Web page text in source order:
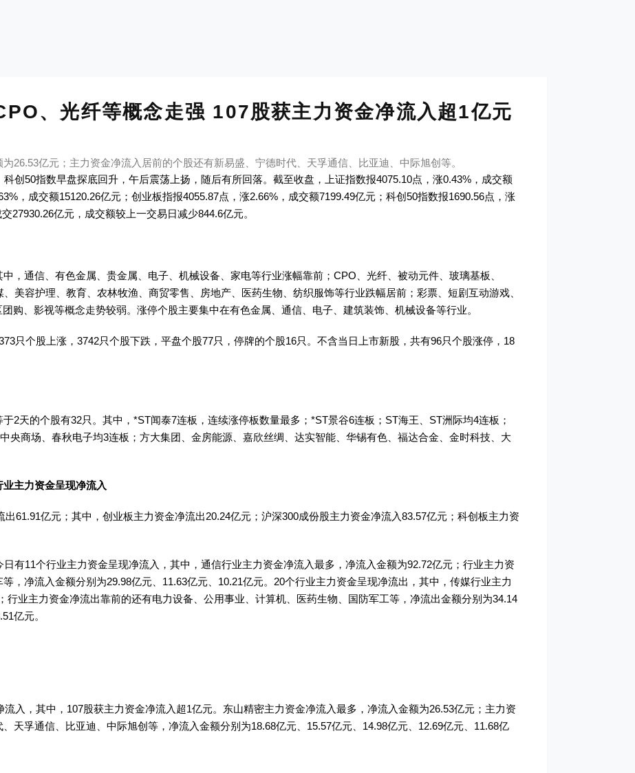
、光纤等概念走强 107股获主力资金净流入超1亿元
26.53亿元；主力资金净流入居前的个股还有新易盛、宁德时代、天孚通信、比亚迪、中际旭创等。
创50指数早盘探底回升，午后震荡上扬，随后有所回落。截至收盘，上证指数报4075.10点，涨0.43%，成交额
，成交额15120.26亿元；创业板指报4055.87点，涨2.66%，成交额7199.49亿元；科创50指数报1690.56点，涨
27930.26亿元，成交额较上一交易日减少844.6亿元。
，通信、有色金属、贵金属、电子、机械设备、家电等行业涨幅靠前；CPO、光纤、被动元件、玻璃基板、
美容护理、教育、农林牧渔、商贸零售、房地产、医药生物、纺织服饰等行业跌幅居前；彩票、短剧互动游戏、
购、影视等概念走势较弱。涨停个股主要集中在有色金属、通信、电子、建筑装饰、机械设备等行业。
只个股上涨，3742只个股下跌，平盘个股77只，停牌的个股16只。不含当日上市新股，共有96只个股涨停，18
2天的个股有32只。其中，*ST闻泰7连板，连续涨停板数量最多；*ST景谷6连板；ST海王、ST洲际均4连板；
央商场、春秋电子均3连板；方大集团、金房能源、嘉欣丝绸、达实智能、华锡有色、福达合金、金时科技、大
主力资金呈现净流入
61.91亿元；其中，创业板主力资金净流出20.24亿元；沪深300成份股主力资金净流入83.57亿元；科创板主力资
有11个行业主力资金呈现净流入，其中，通信行业主力资金净流入最多，净流入金额为92.72亿元；行业主力资
，净流入金额分别为29.98亿元、11.63亿元、10.21亿元。20个行业主力资金呈现净流出，其中，传媒行业主力
行业主力资金净流出靠前的还有电力设备、公用事业、计算机、医药生物、国防军工等，净流出金额分别为34.14
亿元。
入，其中，107股获主力资金净流入超1亿元。东山精密主力资金净流入最多，净流入金额为26.53亿元；主力资
天孚通信、比亚迪、中际旭创等，净流入金额分别为18.68亿元、15.57亿元、14.98亿元、12.69亿元、11.68亿